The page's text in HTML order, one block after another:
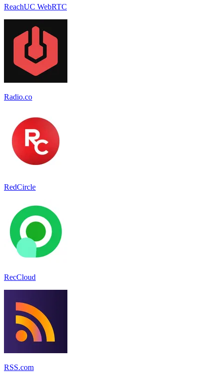
ReachUC WebRTC
Radio.co
RedCircle
RecCloud
RSS.com